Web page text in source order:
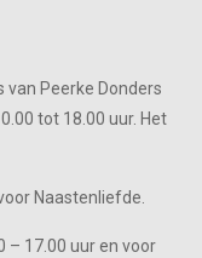
van Peerke Donders
tot 18.00 uur. Het
Naastenliefde.
– 17.00 uur en voor